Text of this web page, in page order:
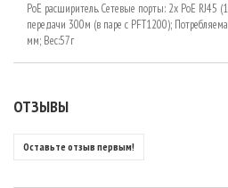
PoE расширитель. Сетевые порты: 2x PoE RJ45
передачи 300м (в паре с PFT1200);
мм; Вес:57г
ОТЗЫВЫ
Оставьте отзыв первым!